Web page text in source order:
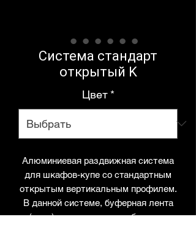
Система стандарт
открытый K
Цвет *
Алюминиевая раздвижная система
для шкафов-купе со стандартным
открытым вертикальным профилем.
В данной системе, буферная лента
(ворс) наклеивается на боковую